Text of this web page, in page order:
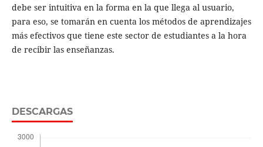
debe ser intuitiva en la forma en la que llega al usuario,
para eso, se tomarán en cuenta los métodos de aprendizajes
más efectivos que tiene este sector de estudiantes a la hora
de recibir las enseñanzas.
DESCARGAS